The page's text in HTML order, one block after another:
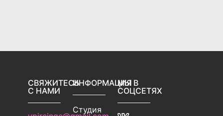
СВЯЖИТЕСЬ
С НАМИ
ИНФОРМАЦИЯ
Студия
МЫ В
СОЦСЕТЯХ